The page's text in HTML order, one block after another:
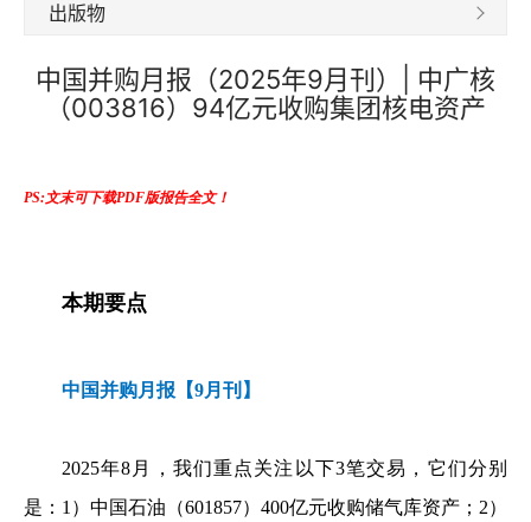
出版物
中国并购月报（2025年9月刊）| 中广核
（003816）94亿元收购集团核电资产
PS:文末可下载PDF版报告全文！
本期要点
中国并购月报【9月刊】
2025年8月，我们重点关注以下3笔交易，它们分别
是：1）中国石油（601857）400亿元收购储气库资产；2）